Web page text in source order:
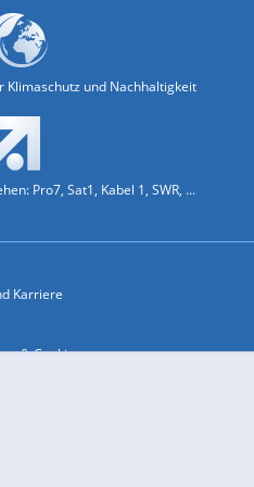
und Nachhaltigkeit
Pro7, Sat1, Kabel 1, SWR, ...
Karriere
& Cookies